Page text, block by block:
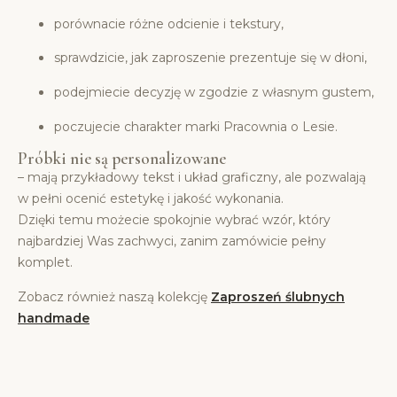
porównacie różne odcienie i tekstury,
sprawdzicie, jak zaproszenie prezentuje się w dłoni,
podejmiecie decyzję w zgodzie z własnym gustem,
poczujecie charakter marki Pracownia o Lesie.
Próbki nie są personalizowane
– mają przykładowy tekst i układ graficzny, ale pozwalają
w pełni ocenić estetykę i jakość wykonania.
Dzięki temu możecie spokojnie wybrać wzór, który
najbardziej Was zachwyci, zanim zamówicie pełny
komplet.
Zobacz również naszą kolekcję Zaproszeń ślubnych
handmade